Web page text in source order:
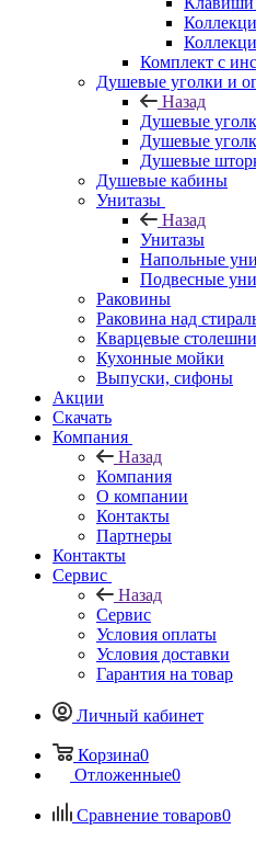
Комплект с
Душевые уголки и
Назад
Душевые
Душевые
Душевые
Душевые кабины
Унитазы
Назад
Унитазы
Напольные
Подвесные
Раковины
Раковина над
Кварцевые
Кухонные мойки
Выпуски, сифоны
Акции
Скачать
Компания
Назад
Компания
О компании
Контакты
Партнеры
Контакты
Сервис
Назад
Сервис
Условия оплаты
Условия доставки
Гарантия на товар
Личный кабинет
Корзина0
Отложенные0
Сравнение товаров0